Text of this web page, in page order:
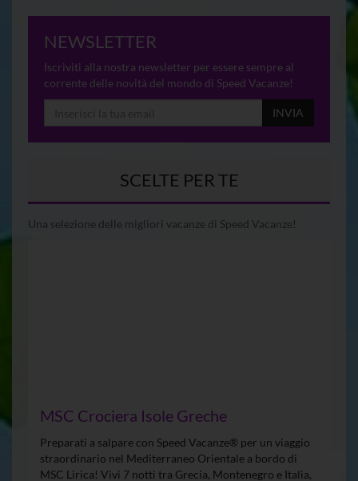
NEWSLETTER
Iscriviti alla nostra newsletter per essere sempre al
corrente delle novità del mondo di Speed Vacanze!
INVIA
SCELTE PER TE
Una selezione delle migliori vacanze di Speed Vacanze!
MSC Crociera Isole Greche
Preparati a salpare con Speed Vacanze® per un viaggio
straordinario nel Mediterraneo Orientale a bordo di
MSC Lirica! Vivi 7 notti tra Grecia, Montenegro e Italia,